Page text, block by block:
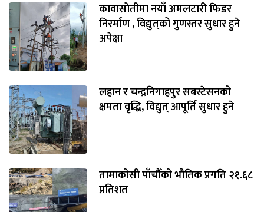
कावासोतीमा नयाँ अमलटारी फिडर
निरर्माण , विद्युत्‌को गुणस्तर सुधार हुने
अपेक्षा
लहान र चन्द्रनिगाहपुर सबस्टेसनको
क्षमता वृद्धि, विद्युत् आपूर्ति सुधार हुने
तामाकोसी पाँचौँको भौतिक प्रगति २१.६८
प्रतिशत